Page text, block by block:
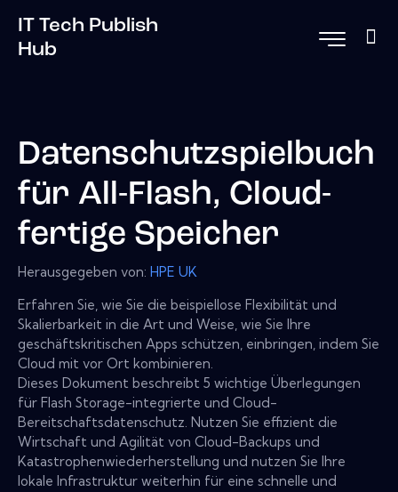
IT Tech Publish
Hub
Datenschutzspielbuch
für All-Flash, Cloud-
fertige Speicher
Herausgegeben von: HPE UK
Erfahren Sie, wie Sie die beispiellose Flexibilität und
Skalierbarkeit in die Art und Weise, wie Sie Ihre
geschäftskritischen Apps schützen, einbringen, indem Sie
Cloud mit vor Ort kombinieren.
Dieses Dokument beschreibt 5 wichtige Überlegungen
für Flash Storage-integrierte und Cloud-
Bereitschaftsdatenschutz. Nutzen Sie effizient die
Wirtschaft und Agilität von Cloud-Backups und
Katastrophenwiederherstellung und nutzen Sie Ihre
lokale Infrastruktur weiterhin für eine schnelle und